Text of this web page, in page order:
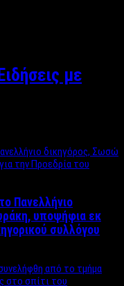
με
Πανελλήνιο
υποψήφια εκ
συλλόγου